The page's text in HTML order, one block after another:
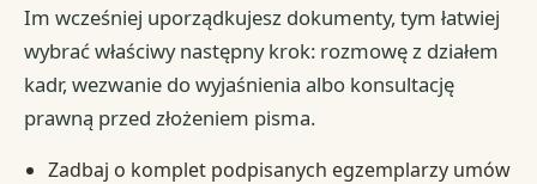
Im wcześniej uporządkujesz dokumenty, tym łatwiej
wybrać właściwy następny krok: rozmowę z działem
kadr, wezwanie do wyjaśnienia albo konsultację
prawną przed złożeniem pisma.
Zadbaj o komplet podpisanych egzemplarzy umów